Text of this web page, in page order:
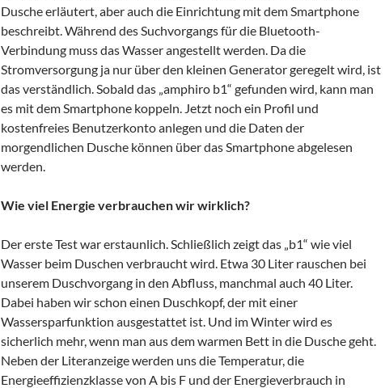
Dusche erläutert, aber auch die Einrichtung mit dem Smartphone
beschreibt. Während des Suchvorgangs für die Bluetooth-
Verbindung muss das Wasser angestellt werden. Da die
Stromversorgung ja nur über den kleinen Generator geregelt wird, ist
das verständlich. Sobald das „amphiro b1“ gefunden wird, kann man
es mit dem Smartphone koppeln. Jetzt noch ein Profil und
kostenfreies Benutzerkonto anlegen und die Daten der
morgendlichen Dusche können über das Smartphone abgelesen
werden.
Wie viel Energie verbrauchen wir wirklich?
Der erste Test war erstaunlich. Schließlich zeigt das „b1“ wie viel
Wasser beim Duschen verbraucht wird. Etwa 30 Liter rauschen bei
unserem Duschvorgang in den Abfluss, manchmal auch 40 Liter.
Dabei haben wir schon einen Duschkopf, der mit einer
Wassersparfunktion ausgestattet ist. Und im Winter wird es
sicherlich mehr, wenn man aus dem warmen Bett in die Dusche geht.
Neben der Literanzeige werden uns die Temperatur, die
Energieeffizienzklasse von A bis F und der Energieverbrauch in